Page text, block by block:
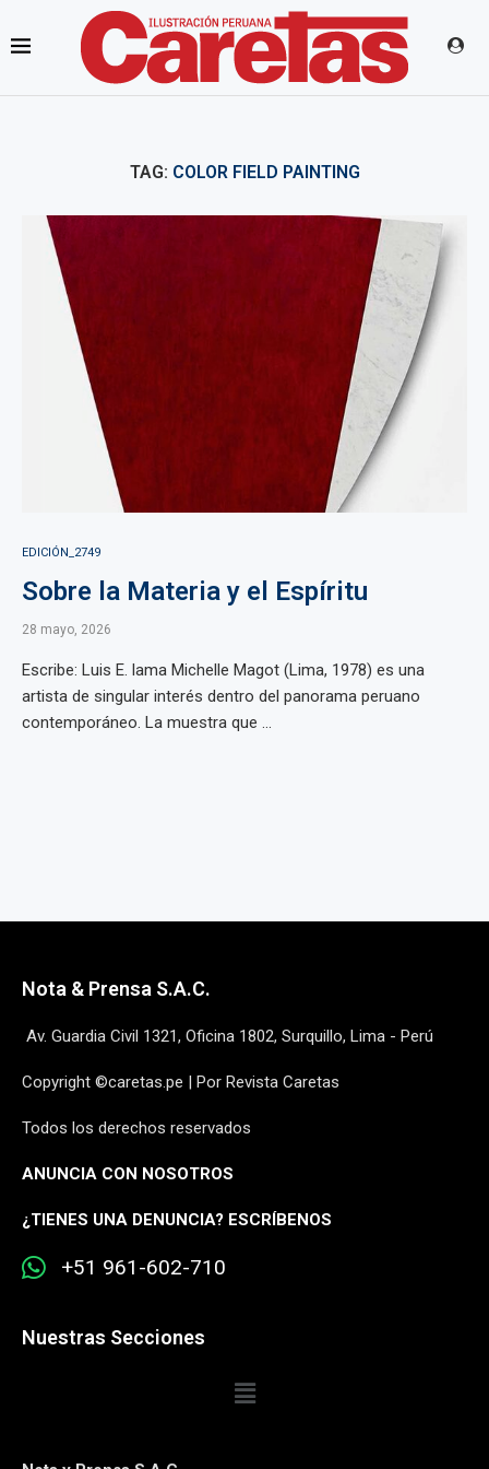
TAG: COLOR FIELD PAINTING
EDICIÓN_2749
Sobre la Materia y el Espíritu
28 mayo, 2026
Escribe: Luis E. lama Michelle Magot (Lima, 1978) es una
artista de singular interés dentro del panorama peruano
contemporáneo. La muestra que ...
Nota & Prensa S.A.C.
Av. Guardia Civil 1321, Oficina 1802, Surquillo, Lima - Perú
Copyright ©caretas.pe | Por Revista Caretas
Todos los derechos reservados
ANUNCIA CON NOSOTROS
¿TIENES UNA DENUNCIA? ESCRÍBENOS
+51 961-602-710
Nuestras Secciones